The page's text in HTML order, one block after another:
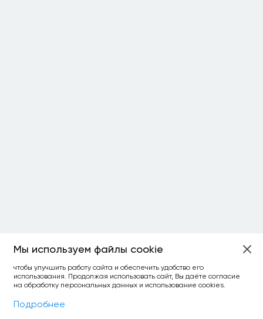
Фильтры
Мы используем файлы cookie
чтобы улучшить работу сайта и обеспечить удобство его
использования. Продолжая использовать сайт, Вы даёте согласие
на обработку персональных данных и использование cookies.
Подробнее
ОСТАЛОСЬ:
уточнить фильтр сравнить топ-3
спросить ИИ